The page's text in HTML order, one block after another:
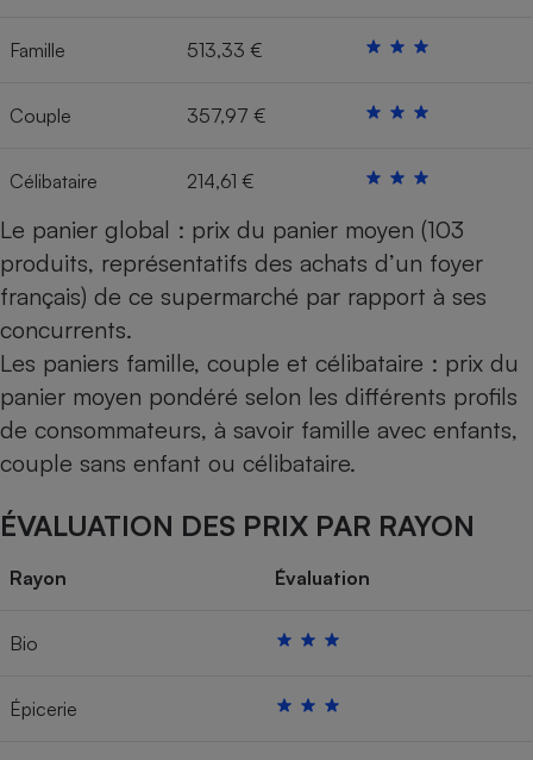
Famille 513,33 €
Couple 357,97 €
Célibataire 214,61 €
Le panier global : prix du panier moyen (103
produits, représentatifs des achats d’un foyer
français) de ce supermarché par rapport à ses
concurrents.
Les paniers famille, couple et célibataire : prix du
panier moyen pondéré selon les différents profils
de consommateurs, à savoir famille avec enfants,
couple sans enfant ou célibataire.
ÉVALUATION DES PRIX PAR RAYON
Rayon Évaluation
Bio
Épicerie